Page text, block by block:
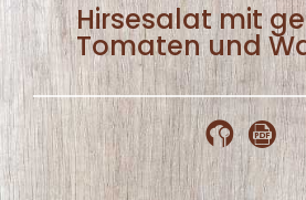
Hirsesalat mit
Tomaten und